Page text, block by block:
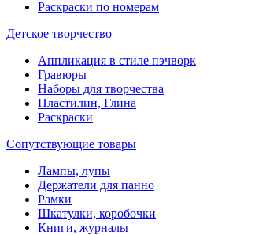
Раскраски по номерам
Детское творчество
Аппликация в стиле пэчворк
Гравюры
Наборы для творчества
Пластилин, Глина
Раскраски
Сопутствующие товары
Лампы, лупы
Держатели для панно
Рамки
Шкатулки, коробочки
Книги, журналы